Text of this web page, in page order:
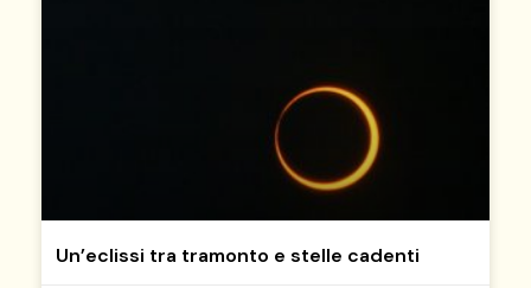
Un’eclissi tra tramonto e stelle cadenti